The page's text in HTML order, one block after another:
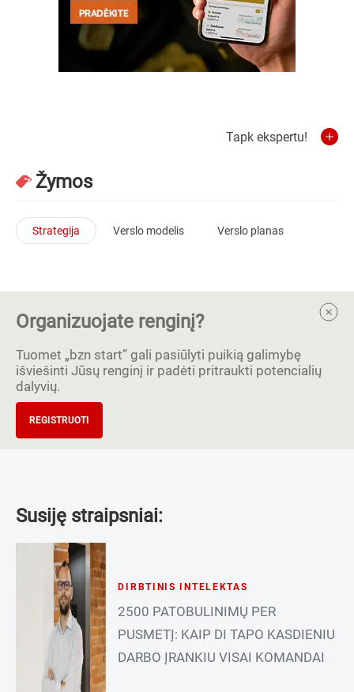
Tapk ekspertu!
Žymos
Strategija Verslo modelis Verslo planas
Organizuojate renginį?
Tuomet „bzn start” gali pasiūlyti puikią galimybę
išviešinti Jūsų renginį ir padėti pritraukti potencialių
dalyvių.
REGISTRUOTI
Susiję straipsniai:
DIRBTINIS INTELEKTAS
2500 PATOBULINIMŲ PER
PUSMETĮ: KAIP DI TAPO KASDIENIU
DARBO ĮRANKIU VISAI KOMANDAI